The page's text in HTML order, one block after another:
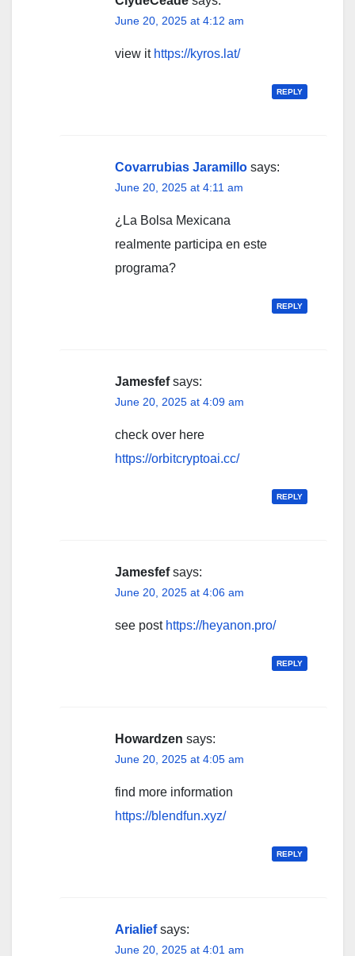
June 20, 2025 at 4:12 am
view it https://kyros.lat/
REPLY
Covarrubias Jaramillo says:
June 20, 2025 at 4:11 am
¿La Bolsa Mexicana
realmente participa en este
programa?
REPLY
Jamesfef says:
June 20, 2025 at 4:09 am
check over here
https://orbitcryptoai.cc/
REPLY
Jamesfef says:
June 20, 2025 at 4:06 am
see post https://heyanon.pro/
REPLY
Howardzen says:
June 20, 2025 at 4:05 am
find more information
https://blendfun.xyz/
REPLY
Arialief says:
June 20, 2025 at 4:01 am